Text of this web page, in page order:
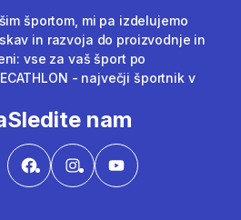
športom, mi pa izdelujemo
in razvoja do proizvodnje in
vse za vaš šport po
- največji športnik v
Sledite nam